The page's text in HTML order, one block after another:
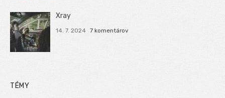
Xray
14. 7. 2024 7 komentárov
TÉMY